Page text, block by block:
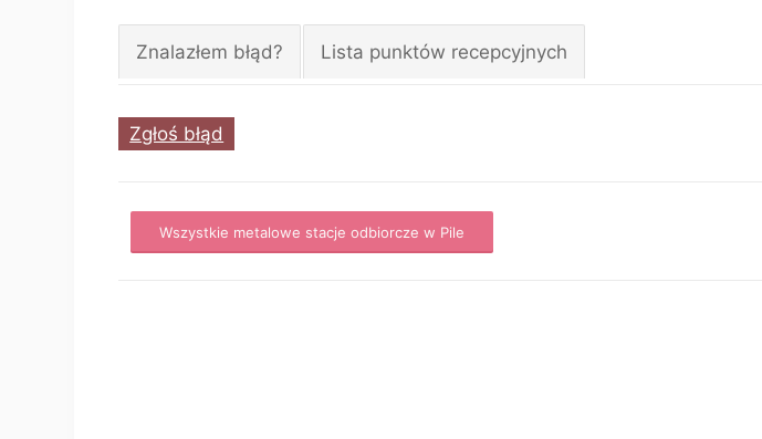
Znalazłem błąd? Lista punktów recepcyjnych
Zgłoś błąd
Wszystkie metalowe stacje odbiorcze w Pile